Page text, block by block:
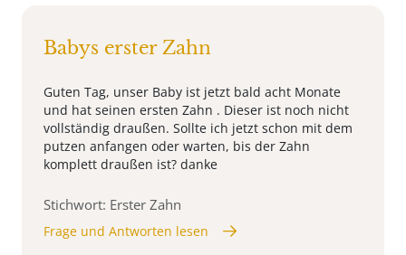
Babys erster Zahn
Guten Tag, unser Baby ist jetzt bald acht Monate
und hat seinen ersten Zahn . Dieser ist noch nicht
vollständig draußen. Sollte ich jetzt schon mit dem
putzen anfangen oder warten, bis der Zahn
komplett draußen ist? danke
Stichwort: Erster Zahn
Frage und Antworten lesen